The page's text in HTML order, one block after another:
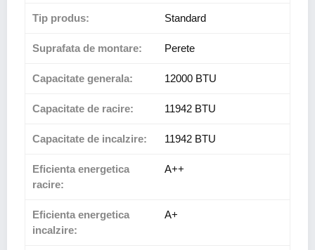
Tip produs: Standard
Suprafata de montare: Perete
Capacitate generala: 12000 BTU
Capacitate de racire: 11942 BTU
Capacitate de incalzire: 11942 BTU
Eficienta energetica
racire:
A++
Eficienta energetica
incalzire:
A+